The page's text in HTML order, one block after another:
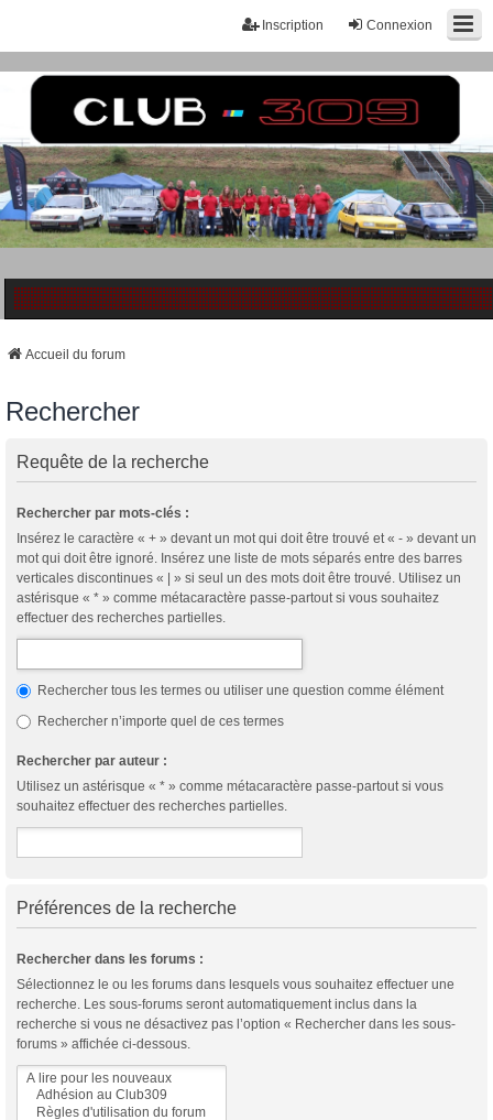
Connexion
Inscription
Accueil du forum
Rechercher
Requête de la recherche
Rechercher par mots-clés :
Insérez le caractère « + » devant un mot qui doit être trouvé et « - » devant un
mot qui doit être ignoré. Insérez une liste de mots séparés entre des barres
verticales discontinues « | » si seul un des mots doit être trouvé. Utilisez un
astérisque « * » comme métacaractère passe-partout si vous souhaitez
effectuer des recherches partielles.
Rechercher tous les termes ou utiliser une question comme élément
Rechercher n’importe quel de ces termes
Rechercher par auteur :
Utilisez un astérisque « * » comme métacaractère passe-partout si vous
souhaitez effectuer des recherches partielles.
Préférences de la recherche
Rechercher dans les forums :
Sélectionnez le ou les forums dans lesquels vous souhaitez effectuer une
recherche. Les sous-forums seront automatiquement inclus dans la
recherche si vous ne désactivez pas l’option « Rechercher dans les sous-
forums » affichée ci-dessous.